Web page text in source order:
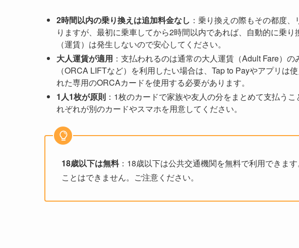
2時間以内の乗り換えは追加料金なし ：乗り換えの際もその都度
りますが、最初に乗車してから2時間以内であれば、自動的に乗
（運賃）は発生しないので安心してください。
大人運賃が適用 ：支払われるのは通常の大人運賃（Adult Fare）
（ORCA LIFTなど）を利用したい場合は、Tap to Payやアプリは
れた専用のORCAカードを使用する必要があります。
1人1枚が原則 ：1枚のカードで家族や友人の分をまとめて支払う
れぞれが別のカードやスマホを用意してください。
18歳以下は無料：18歳以下は公共交通機関を無料で利用できま
ことはできません。ご注意ください。